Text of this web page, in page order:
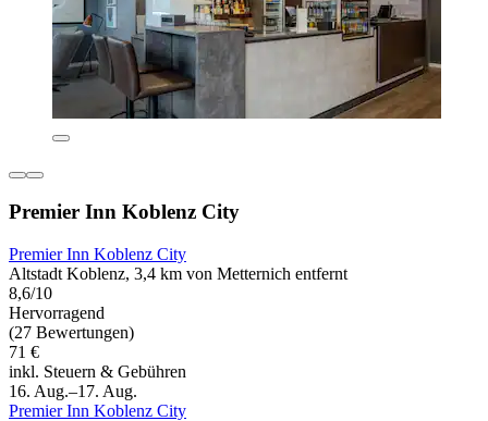
Premier Inn Koblenz City
Premier Inn Koblenz City
Altstadt Koblenz, 3,4 km von Metternich entfernt
8,6/10
Hervorragend
(27 Bewertungen)
71 €
inkl. Steuern & Gebühren
16. Aug.–17. Aug.
Premier Inn Koblenz City